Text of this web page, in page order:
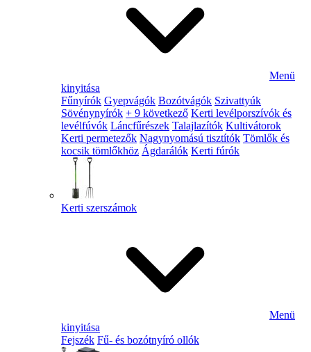
Menü
kinyitása
Fűnyírók Gyepvágók Bozótvágók Szivattyúk
Sövénynyírók + 9 következő Kerti levélporszívók és
levélfúvók Láncfűrészek Talajlazítók Kultivátorok
Kerti permetezők Nagynyomású tisztítók Tömlők és
kocsik tömlőkhöz Ágdarálók Kerti fúrók
Kerti szerszámok
Menü
kinyitása
Fejszék Fű- és bozótnyíró ollók